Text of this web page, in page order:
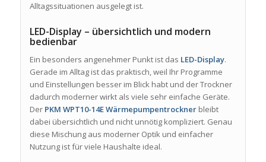
Alltagssituationen ausgelegt ist.
LED-Display – übersichtlich und modern
bedienbar
Ein besonders angenehmer Punkt ist das LED-Display.
Gerade im Alltag ist das praktisch, weil Ihr Programme
und Einstellungen besser im Blick habt und der Trockner
dadurch moderner wirkt als viele sehr einfache Geräte.
Der PKM WPT10-14E Wärmepumpentrocknerbleibt
dabei übersichtlich und nicht unnötig kompliziert. Genau
diese Mischung aus moderner Optik und einfacher
Nutzung ist für viele Haushalte ideal.